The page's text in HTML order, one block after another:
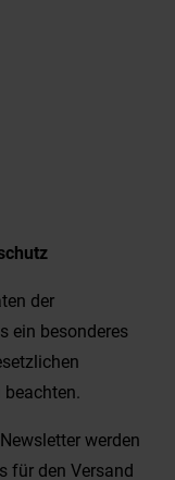
der
ein besonderes
werden
für den Versand